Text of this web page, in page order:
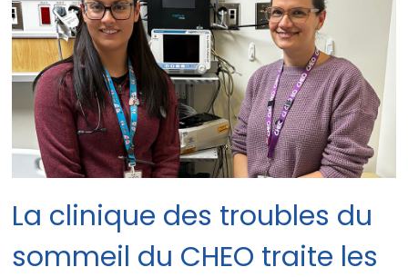
La clinique des troubles du
sommeil du CHEO traite les